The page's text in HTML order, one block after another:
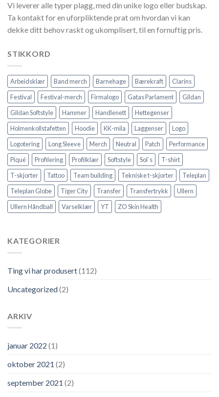
Vi leverer alle typer plagg, med din unike logo eller budskap.
Ta kontakt for en uforpliktende prat om hvordan vi kan
dekke ditt behov raskt og ukomplisert, til en fornuftig pris.
STIKKORD
Arbeidsklær Band merch Barnehage Bærekraft
Clarins
Festival
Festival-merch Firmalogo Gatas Parlament
Gildan
Gildan Softstyle
Hammer Handlenett
Hettegenser
Holmenkollstafetten
Hoodie KK-mila Laggenser
Logo
Logotering
Long Sleeve Merch Neutral Patch
Performance
Piqué
Profilering Profilklær Softstyle Sol`s
T-shirt
T-skjorter
Tattoo Team building Tekniske t-skjorter
Teleplan
Teleplan Globe
Tiger City Transfer Transfertrykk
Ullern
Ullern Håndball
Varselklær YT ZO Skin Health
KATEGORIER
Ting vi har produsert(112)
Uncategorized(2)
ARKIV
januar 2022 (1)
oktober 2021 (2)
september 2021 (2)